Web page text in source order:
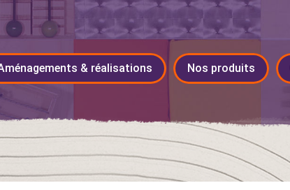
& réalisations Nos produits